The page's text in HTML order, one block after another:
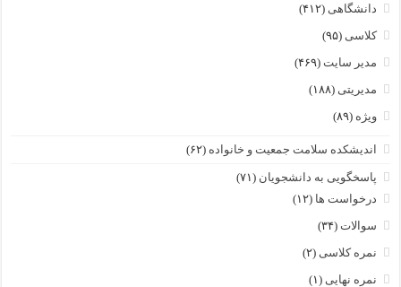
دانشگاهی (۴۱۲)
کلاسی (۹۵)
مدیر سایت (۴۶۹)
مدیریتی (۱۸۸)
ویژه (۸۹)
اندیشکده سلامت جمعیت و خانواده (۶۲)
پاسخگویی به دانشجویان (۷۱)
درخواست ها (۱۲)
سوالات (۳۴)
نمره کلاسی (۲)
نمره نهایی (۱)